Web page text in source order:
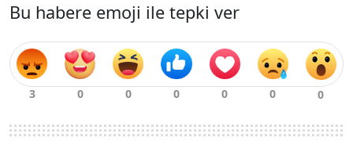
Bu habere emoji ile tepki ver